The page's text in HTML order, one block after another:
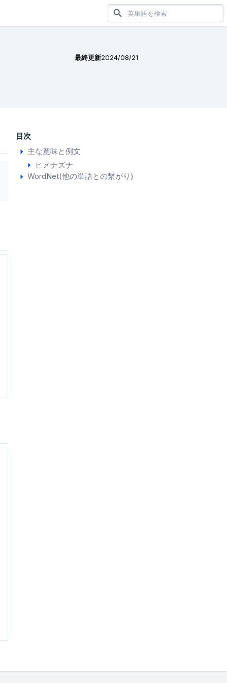
最終更新2024/08/21
目次
主な意味と例文
ヒメナズナ
WordNet(他の単語との繋がり)